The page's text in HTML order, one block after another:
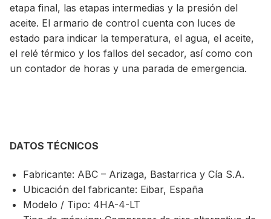
etapa final, las etapas intermedias y la presión del
aceite. El armario de control cuenta con luces de
estado para indicar la temperatura, el agua, el aceite,
el relé térmico y los fallos del secador, así como con
un contador de horas y una parada de emergencia.
DATOS TÉCNICOS
Fabricante: ABC – Arizaga, Bastarrica y Cía S.A.
Ubicación del fabricante: Eibar, España
Modelo / Tipo: 4HA-4-LT